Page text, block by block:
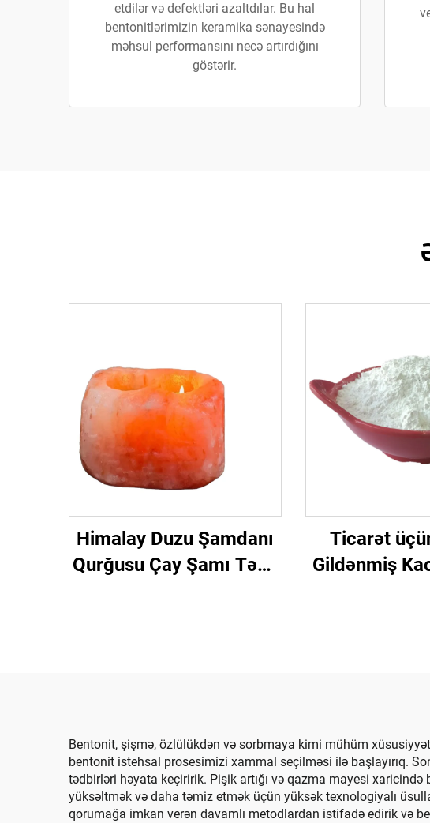
etdilər və defektləri azaltdılar. Bu hal
bentonitlərimizin keramika sənayesində
məhsul performansını necə artırdığını
göstərir.
Himalay Duzu Şamdanı
Qurğusu Çay Şamı Təbii
Ticarət
Gildənmiş
Bentonit, şişmə, özlülükdən və sorbmaya kimi mühüm
bentonit istehsal prosesimizi xammal seçilməsi ilə başlayırıq.
tədbirləri həyata keçiririk. Pişik artığı və qazma mayesi
yüksəltmək və daha təmiz etmək üçün yüksək texnologiyalı
qorumağa imkan verən davamlı metodlardan istifadə edirik və